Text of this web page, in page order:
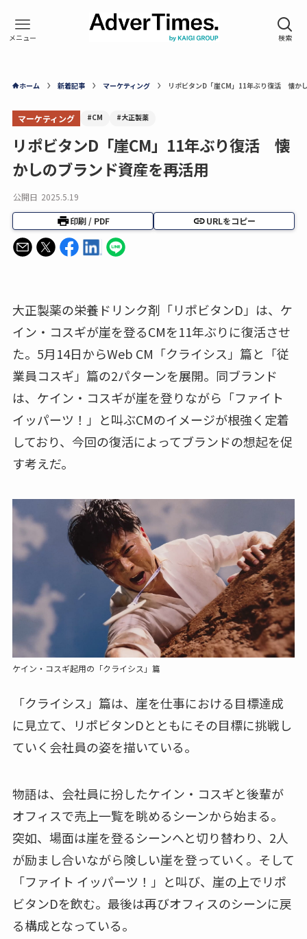
ホーム 新着記事 マーケティング リポビタンD「崖CM」11年ぶり復活 懐か
マーケティング #CM #大正製薬
リポビタンD「崖CM」11年ぶり復活 懐
かしのブランド資産を再活用
公開日 2025.5.19
印刷 / PDF URLをコピー
大正製薬の栄養ドリンク剤「リポビタンD」は、ケ
イン・コスギが崖を登るCMを11年ぶりに復活させ
た。5月14日からWeb CM「クライシス」篇と「従
業員コスギ」篇の2パターンを展開。同ブランド
は、ケイン・コスギが崖を登りながら「ファイト
イッパーツ！」と叫ぶCMのイメージが根強く定着
しており、今回の復活によってブランドの想起を促
す考えだ。
ケイン・コスギ起用の「クライシス」篇
「クライシス」篇は、崖を仕事における目標達成
に見立て、リポビタンDとともにその目標に挑戦し
ていく会社員の姿を描いている。
物語は、会社員に扮したケイン・コスギと後輩が
オフィスで売上一覧を眺めるシーンから始まる。
突如、場面は崖を登るシーンへと切り替わり、2人
が励まし合いながら険しい崖を登っていく。そして
「ファイト イッパーツ！」と叫び、崖の上でリポ
ビタンDを飲む。最後は再びオフィスのシーンに戻
る構成となっている。